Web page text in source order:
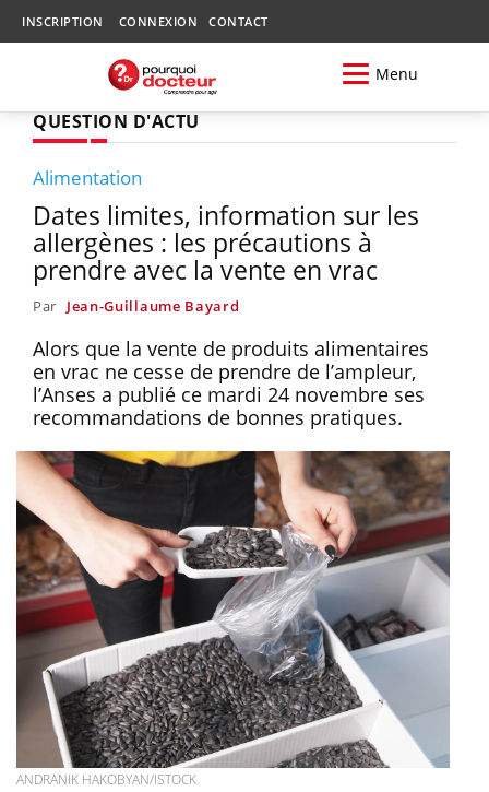
INSCRIPTION CONNEXION CONTACT
Menu
QUESTION D'ACTU
Alimentation
Dates limites, information sur les
allergènes : les précautions à
prendre avec la vente en vrac
Par Jean-Guillaume Bayard
Alors que la vente de produits alimentaires
en vrac ne cesse de prendre de l’ampleur,
l’Anses a publié ce mardi 24 novembre ses
recommandations de bonnes pratiques.
ANDRANIK HAKOBYAN/ISTOCK